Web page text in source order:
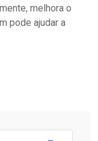
melhora o
pode ajudar a